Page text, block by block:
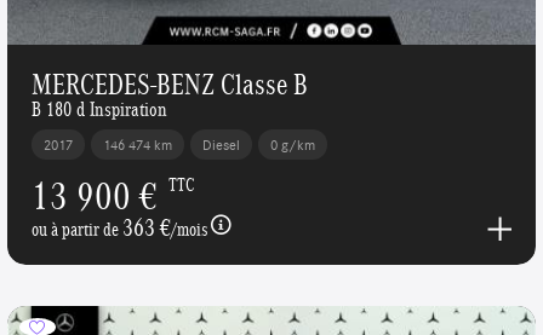
MERCEDES-BENZ Classe B
B 180 d Inspiration
2017 146 474 km Diesel 0 g/km
13 900 € TTC
ou à partir de363 €/mois